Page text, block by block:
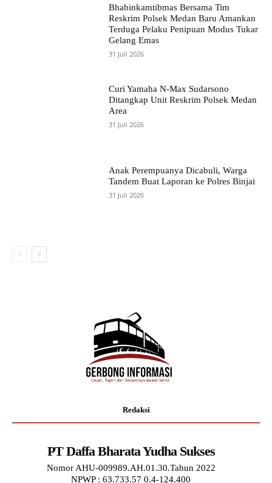
Bhabinkamtibmas Bersama Tim
Reskrim Polsek Medan Baru Amankan
Terduga Pelaku Penipuan Modus Tukar
Gelang Emas
31 Juli 2026
Curi Yamaha N-Max Sudarsono
Ditangkap Unit Reskrim Polsek Medan
Area
31 Juli 2026
Anak Perempuanya Dicabuli, Warga
Tandem Buat Laporan ke Polres Binjai
31 Juli 2026
Redaksi
PT Daffa Bharata Yudha Sukses
Nomor AHU-009989.AH.01.30.Tahun 2022
NPWP : 63.733.57 0.4-124.400